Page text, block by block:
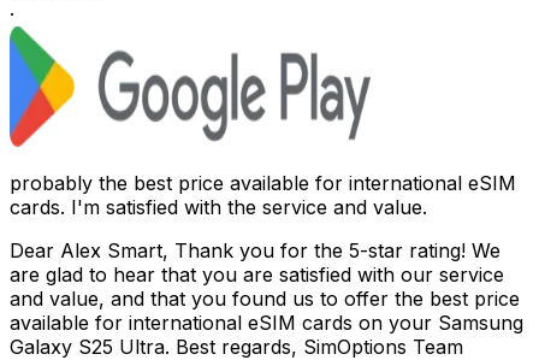
·
probably the best price available for international eSIM
cards. I'm satisfied with the service and value.
Dear Alex Smart, Thank you for the 5-star rating! We
are glad to hear that you are satisfied with our service
and value, and that you found us to offer the best price
available for international eSIM cards on your Samsung
Galaxy S25 Ultra. Best regards, SimOptions Team